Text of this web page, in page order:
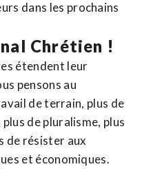
dans les prochains
Chrétien !
étendent leur
pensons au
de terrain, plus de
de pluralisme, plus
de résister aux
et économiques.